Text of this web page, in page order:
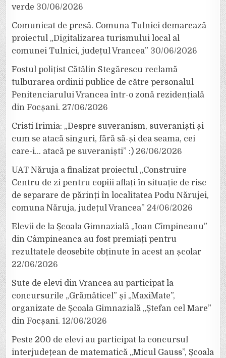
verde 30/06/2026
Comunicat de presă. Comuna Tulnici demarează
proiectul „Digitalizarea turismului local al
comunei Tulnici, județul Vrancea” 30/06/2026
Fostul polițist Cătălin Stegărescu reclamă
tulburarea ordinii publice de către personalul
Penitenciarului Vrancea într-o zonă rezidențială
din Focșani. 27/06/2026
Cristi Irimia: „Despre suveranism, suveraniști și
cum se atacă singuri, fără să-și dea seama, cei
care-i… atacă pe suveraniști” :) 26/06/2026
UAT Năruja a finalizat proiectul „Construire
Centru de zi pentru copiii aflați în situație de risc
de separare de părinți în localitatea Podu Nărujei,
comuna Năruja, județul Vrancea” 24/06/2026
Elevii de la Școala Gimnazială „Ioan Cîmpineanu”
din Câmpineanca au fost premiați pentru
rezultatele deosebite obținute în acest an școlar
22/06/2026
Sute de elevi din Vrancea au participat la
concursurile „Grămăticel” și „MaxiMate”,
organizate de Școala Gimnazială „Ștefan cel Mare”
din Focșani. 12/06/2026
Peste 200 de elevi au participat la concursul
interjudețean de matematică „Micul Gauss”, Școala